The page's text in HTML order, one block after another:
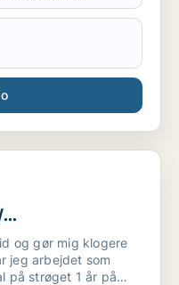
/
medarbejder
og gør mig klogere
jeg arbejdet som
på strøget 1 år på